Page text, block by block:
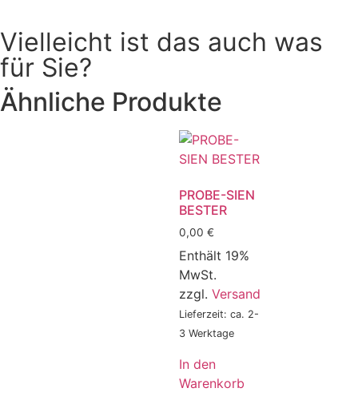
Vielleicht ist das auch was
für Sie?
Ähnliche Produkte
PROBE-SIEN
BESTER
0,00 €
Enthält 19%
MwSt.
zzgl. Versand
Lieferzeit: ca. 2-
3 Werktage
In den
Warenkorb